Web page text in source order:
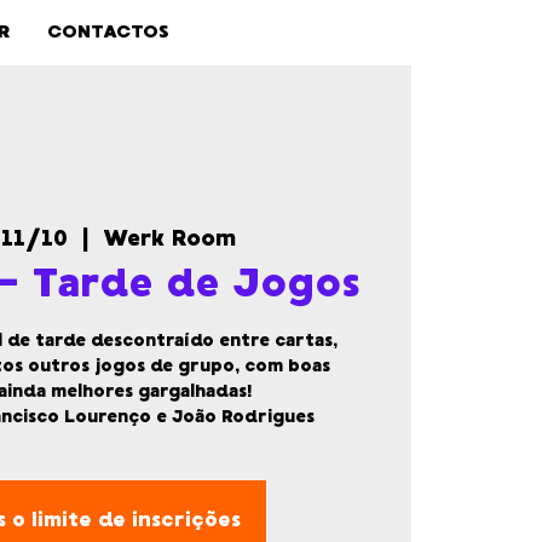
CONTACTOS
10 Werk Room
Tarde de Jogos
de tarde descontraído entre cartas,
outros jogos de grupo, com boas
melhores gargalhadas!
Lourenço e João Rodrigues
o limite de inscrições